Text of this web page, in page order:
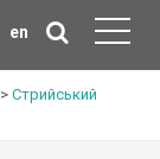
en
> Стрийський